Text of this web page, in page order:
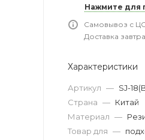
Нажмите для
Самовывоз с
Доставка
Характеристики
Артикул — SJ-
Страна — Китай
Материал —
Товар для —